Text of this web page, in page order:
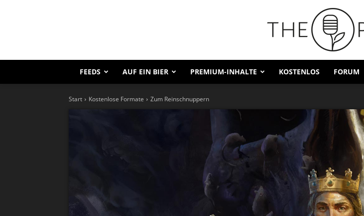
FEEDS AUF EIN BIER PREMIUM-INHALTE KOSTENLOS FORUM
Start Kostenlose Formate Zum Reinschnuppern